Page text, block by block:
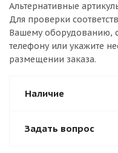
Альтернативные
Для проверки
Вашему оборудованию,
телефону или укажите
размещении заказа.
Наличие
Задать вопрос